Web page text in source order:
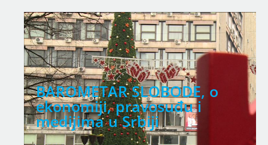
BAROMETAR SLOBODE, o
ekonomiji, pravosuđu i
medijima u Srbiji